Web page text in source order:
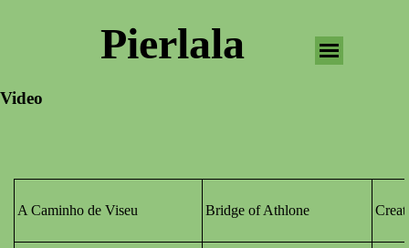
Pierlala
Video
A Caminho de Viseu Bridge of Athlone